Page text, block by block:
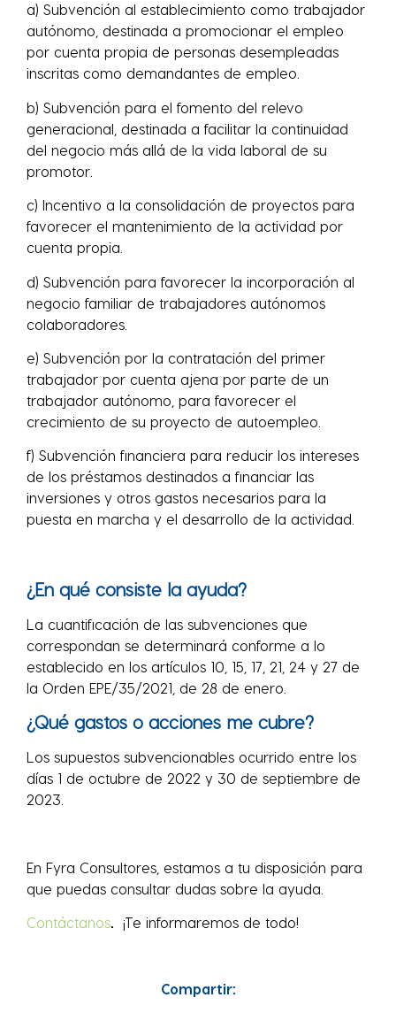
a) Subvención al establecimiento como trabajador
autónomo, destinada a promocionar el empleo
por cuenta propia de personas desempleadas
inscritas como demandantes de empleo.
b) Subvención para el fomento del relevo
generacional, destinada a facilitar la continuidad
del negocio más allá de la vida laboral de su
promotor.
c) Incentivo a la consolidación de proyectos para
favorecer el mantenimiento de la actividad por
cuenta propia.
d) Subvención para favorecer la incorporación al
negocio familiar de trabajadores autónomos
colaboradores.
e) Subvención por la contratación del primer
trabajador por cuenta ajena por parte de un
trabajador autónomo, para favorecer el
crecimiento de su proyecto de autoempleo.
f) Subvención financiera para reducir los intereses
de los préstamos destinados a financiar las
inversiones y otros gastos necesarios para la
puesta en marcha y el desarrollo de la actividad.
¿En qué consiste la ayuda?
La cuantificación de las subvenciones que
correspondan se determinará conforme a lo
establecido en los artículos 10, 15, 17, 21, 24 y 27 de
la Orden EPE/35/2021, de 28 de enero.
¿Qué gastos o acciones me cubre?
Los supuestos subvencionables ocurrido entre los
días 1 de octubre de 2022 y 30 de septiembre de
2023.
En Fyra Consultores, estamos a tu disposición para
que puedas consultar dudas sobre la ayuda.
Contáctanos. ¡Te informaremos de todo!
Compartir: